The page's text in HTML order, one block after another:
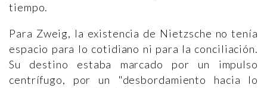
tiempo.
Para Zweig, la existencia de Nietzsche no tenía
espacio para lo cotidiano ni para la conciliación.
Su destino estaba marcado por un impulso
centrífugo, por un "desbordamiento hacia lo